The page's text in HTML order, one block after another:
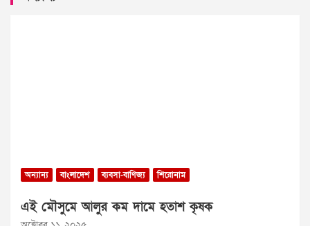
অন্যান্য বাংলাদেশ ব্যবসা-বাণিজ্য শিরোনাম
এই মৌসুমে আলুর কম দামে হতাশ কৃষক